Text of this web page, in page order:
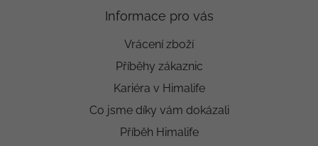
Informace pro vás
Vrácení zboží
Příběhy zákaznic
Kariéra v Himalife
Co jsme díky vám dokázali
Příběh Himalife